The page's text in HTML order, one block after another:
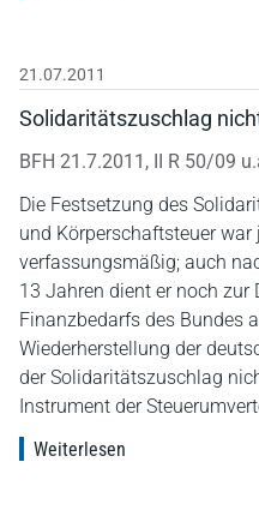
21.07.2011
Solidaritätszuschlag
BFH 21.7.2011, II R 50/09
Die Festsetzung des
und Körperschaftsteuer
verfassungsmäßig; auch
13 Jahren dient er noch zur
Finanzbedarfs des Bundes
Wiederherstellung der
der Solidaritätszuschlag
Instrument der
Weiterlesen